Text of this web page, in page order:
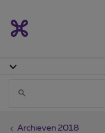
Archieven 2018